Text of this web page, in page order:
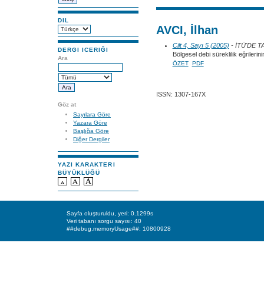
DIL
DERGI ICERIĞI
Ara
Göz at
Sayılara Göre
Yazara Göre
Başlığa Göre
Diğer Dergiler
YAZI KARAKTERI
BÜYÜKLÜĞÜ
AVCI, İlhan
Cilt 4, Sayı 5 (2005) - İTÜ'DE
Bölgesel debi süreklilik
ÖZET PDF
ISSN: 1307-167X
Sayfa oluşturuldu, yeri: 0.1299s
Veri tabanı sorgu sayısı: 40
##debug.memoryUsage##: 10800928